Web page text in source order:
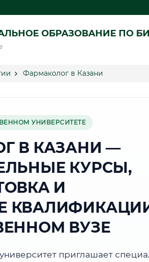
ОБРАЗОВАНИЕ ПО
Фармаколог в Казани
УНИВЕРСИТЕТЕ
В КАЗАНИ —
КУРСЫ,
И
ВУЗЕ
приглашает